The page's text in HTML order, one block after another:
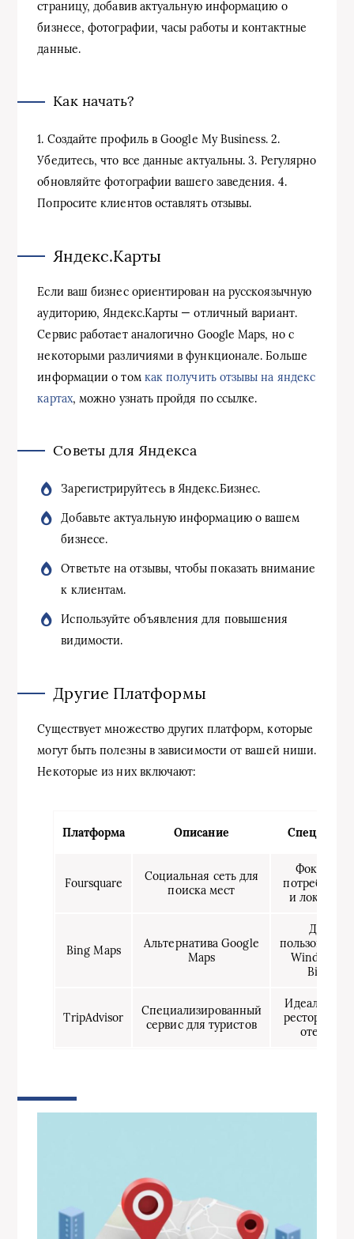
страницу, добавив актуальную информацию о
бизнесе, фотографии, часы работы и контактные
данные.
Как начать?
1. Создайте профиль в Google My Business. 2.
Убедитесь, что все данные актуальны. 3. Регулярно
обновляйте фотографии вашего заведения. 4.
Попросите клиентов оставлять отзывы.
Яндекс.Карты
Если ваш бизнес ориентирован на русскоязычную
аудиторию, Яндекс.Карты — отличный вариант.
Сервис работает аналогично Google Maps, но с
некоторыми различиями в функционале. Больше
информации о том как получить отзывы на яндекс
картах, можно узнать пройдя по ссылке.
Советы для Яндекса
Зарегистрируйтесь в Яндекс.Бизнес.
Добавьте актуальную информацию о вашем
бизнесе.
Ответьте на отзывы, чтобы показать внимание
к клиентам.
Используйте объявления для повышения
видимости.
Другие Платформы
Существует множество других платформ, которые
могут быть полезны в зависимости от вашей ниши.
Некоторые из них включают:
Платформа Описание Специфика
Foursquare
Социальная сеть для
поиска мест
Фокус на
и локациях
Bing Maps
Альтернатива Google
Maps
Для
Windows и
Bing
TripAdvisor
Специализированный
сервис для туристов
Идеален для
ресторанов
отелей